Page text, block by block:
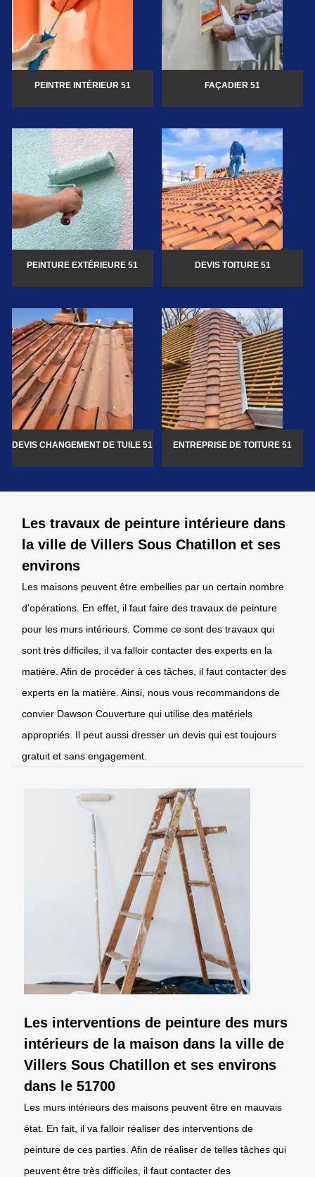
PEINTRE INTÉRIEUR 51 FAÇADIER 51
PEINTURE EXTÉRIEURE 51 DEVIS TOITURE 51
DEVIS CHANGEMENT DE TUILE 51 ENTREPRISE DE TOITURE 51
Les travaux de peinture intérieure dans
la ville de Villers Sous Chatillon et ses
environs
Les maisons peuvent être embellies par un certain nombre
d'opérations. En effet, il faut faire des travaux de peinture
pour les murs intérieurs. Comme ce sont des travaux qui
sont très difficiles, il va falloir contacter des experts en la
matière. Afin de procéder à ces tâches, il faut contacter des
experts en la matière. Ainsi, nous vous recommandons de
convier Dawson Couverture qui utilise des matériels
appropriés. Il peut aussi dresser un devis qui est toujours
gratuit et sans engagement.
Les interventions de peinture des murs
intérieurs de la maison dans la ville de
Villers Sous Chatillon et ses environs
dans le 51700
Les murs intérieurs des maisons peuvent être en mauvais
état. En fait, il va falloir réaliser des interventions de
peinture de ces parties. Afin de réaliser de telles tâches qui
peuvent être très difficiles, il faut contacter des